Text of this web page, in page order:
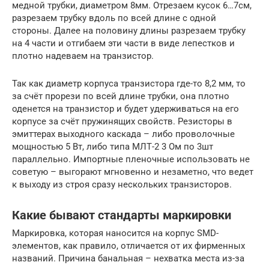
медной трубки, диаметром 8мм. Отрезаем кусок 6…7см,
разрезаем трубку вдоль по всей длине с одной
стороны. Далее на половину длины разрезаем трубку
на 4 части и отгибаем эти части в виде лепестков и
плотно надеваем на транзистор.
Так как диаметр корпуса транзистора где-то 8,2 мм, то
за счёт прорези по всей длине трубки, она плотно
оденется на транзистор и будет удерживаться на его
корпусе за счёт пружинящих свойств. Резисторы в
эмиттерах выходного каскада – либо проволочные
мощностью 5 Вт, либо типа МЛТ-2 3 Ом по 3шт
параллельно. Импортные пленочные использовать не
советую – выгорают мгновенно и незаметно, что ведет
к выходу из строя сразу нескольких транзисторов.
Какие бывают стандарты маркировки
Маркировка, которая наносится на корпус SMD-
элементов, как правило, отличается от их фирменных
названий. Причина банальная – нехватка места из-за